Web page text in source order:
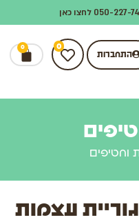
התחברות
0
0
וחטיפים
עצמות